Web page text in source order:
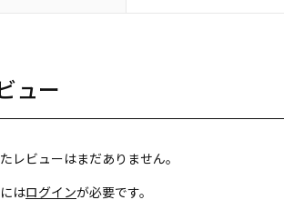
ュー
レビューはまだありません。
はログインが必要です。